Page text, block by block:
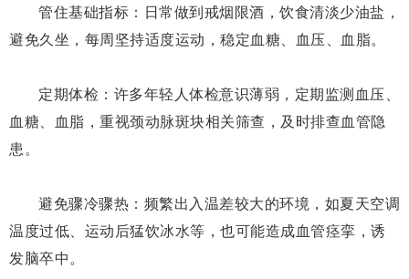
管住基础指标： 日常做到戒烟限酒，饮食清淡少油盐，
避免久坐，每周坚持适度运动，稳定血糖、血压、血脂。
定期体检 ： 许多年轻人体检意识薄弱，定期监测血压、
血糖、血脂，重视颈动脉斑块相关筛查，及时排查血管隐
患。
避免骤冷骤热： 频繁出入温差较大的环境，如夏天空调
温度过低、运动后猛饮冰水等，也可能造成血管痉挛，诱
发脑卒中。